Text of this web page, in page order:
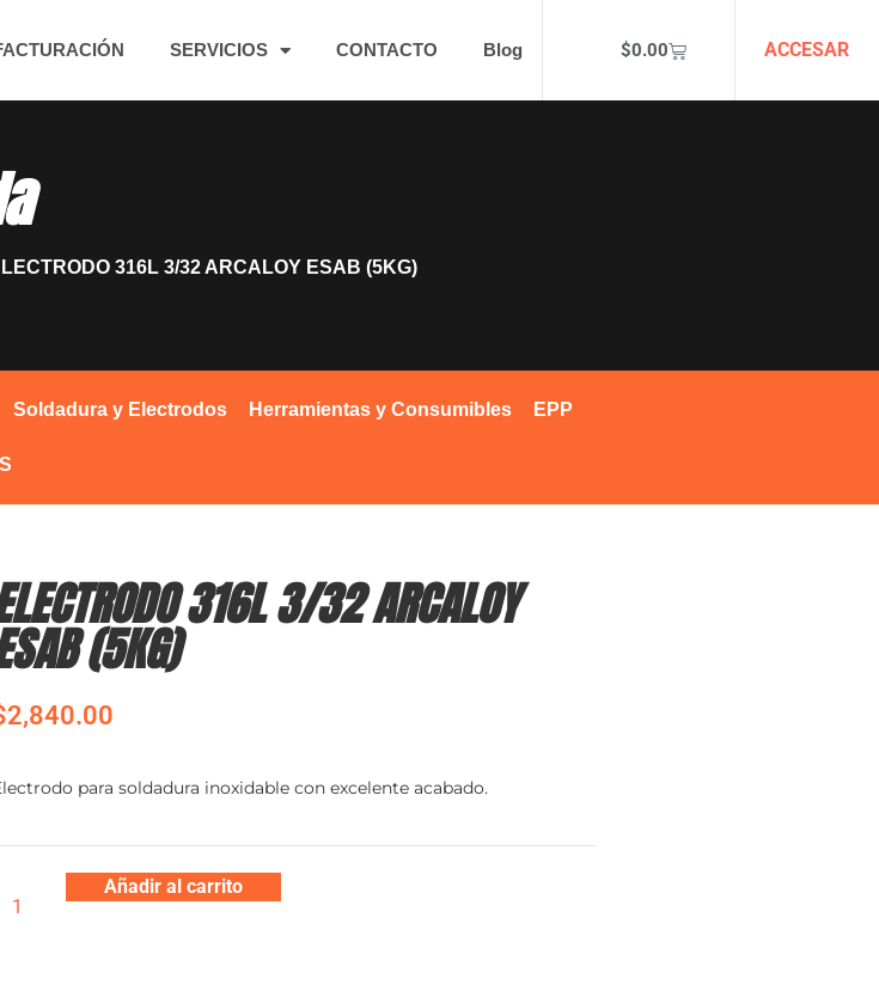
SERVICIOS CONTACTO Blog $0.00 ACCESAR
316L 3/32 ARCALOY ESAB (5KG)
Soldadura y Electrodos Herramientas y Consumibles EPP
316L 3/32 ARCALOY
(5KG)
2,840.00
para soldadura inoxidable con excelente acabado.
Añadir al carrito